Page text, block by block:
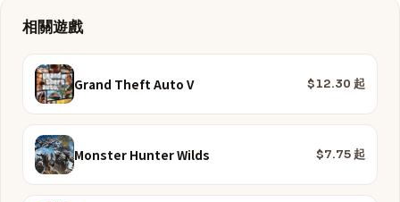
相關遊戲
Grand Theft Auto V $12.30 起
Monster Hunter Wilds $7.75 起